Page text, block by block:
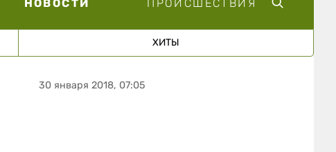
НОВОСТИ ПРОИСШЕСТВИЯ
ХИТЫ
30 января 2018, 07:05